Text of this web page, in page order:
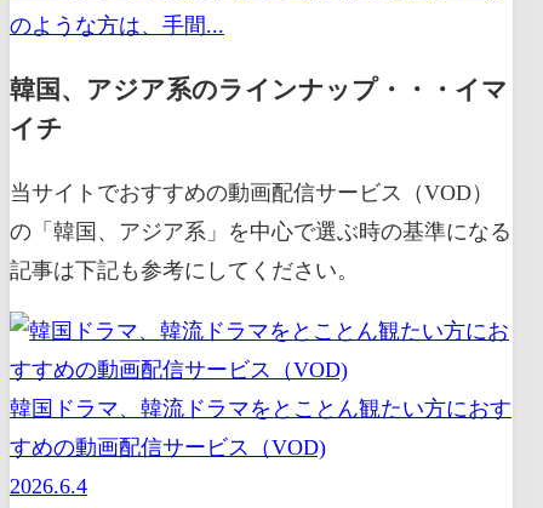
のような方は、手間...
韓国、アジア系のラインナップ・・・イマ
イチ
当サイトでおすすめの動画配信サービス（VOD）
の「韓国、アジア系」を中心で選ぶ時の基準になる
記事は下記も参考にしてください。
韓国ドラマ、韓流ドラマをとことん観たい方におす
すめの動画配信サービス（VOD)
2026.6.4